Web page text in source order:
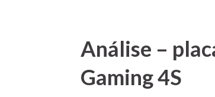
Análise –
Gaming 4S